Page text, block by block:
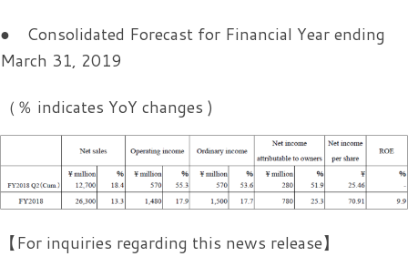
● Consolidated Forecast for Financial Year ending
March 31, 2019
（％ indicates YoY changes )
【For inquiries regarding this news release】